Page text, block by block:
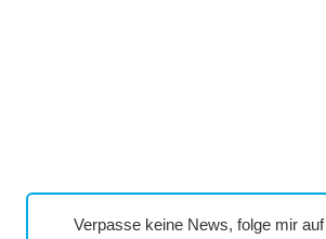
Verpasse keine News, folge mir auf